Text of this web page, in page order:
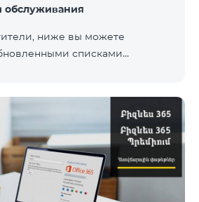
вновь на 16-ый день
порядке и на
наложен штраф.
ниже вы можете
списками
безопасности здоровья
и клиентов.